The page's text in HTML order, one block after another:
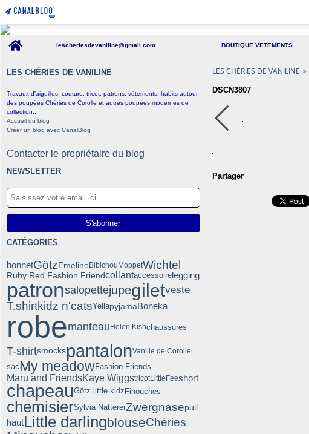
lescheriesdevaniline@gmail.com
BOUTIQUE VETEMENTS
LES CHÉRIES DE VANILINE
Travaux d'aiguilles, couture, tricot, patrons, vêtements, habits autour
des poupées Chéries de Corolle et autres poupées modernes de
collection...
Accueil du blog
Créer un blog avec CanalBlog
Contacter le propriétaire du blog
NEWSLETTER
CATÉGORIES
bonnetGötzEmelineBibichouMoppetWichtel
Ruby Red Fashion Friendcollantaccessoirelegging
patronsalopettejupegiletveste
T.shirtkidz n'catsYellapyjamaBoneka
robemanteau Helen Kishchaussures
T-shirtsmockspantalonVanille de Corolle
sac My meadowFashion Friends
Maru and FriendsKaye WiggstricotLittleFeeshort
chapeauGötz little kidzFinouches
chemisierSylvia NattererZwergnasepull
hautLittle darlingblouseChéries
LES CHÉRIES DE VANILINE >
DSCN3807
Partager